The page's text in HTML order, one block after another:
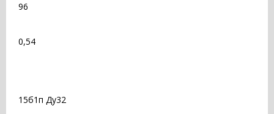
96
0,54
15б1п Ду32